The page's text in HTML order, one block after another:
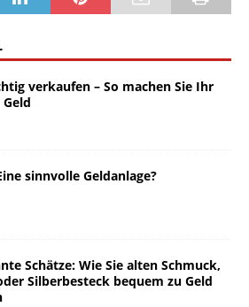
verkaufen – So machen Sie Ihr
sinnvolle Geldanlage?
Schätze: Wie Sie alten Schmuck,
Silberbesteck bequem zu Geld